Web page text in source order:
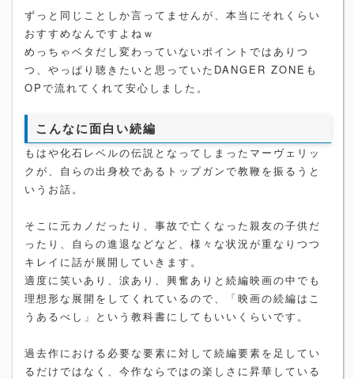
ずっと同じことしか言ってませんが、本当にそれくらい
おすすめなんですよねｗ
めっちゃベタだし変わっていないポイントではありつ
つ、やっぱり聴きたいと思っていたDANGER ZONEも
OPで流れてくれて安心しました。
こんなに面白い続編
もはや化石レベルの伝説となってしまったマーヴェリッ
クが、自らの出身校であるトップガンで教鞭を振るうと
いうお話。
そこに元カノだったり、事故で亡くなった親友の子供だ
ったり、自らの進退などなど、様々な状況が重なりつつ
キレイに話が展開していきます。
適度に笑いあり、涙あり、興奮ありと続編映画の中でも
理想形な展開をしてくれているので、「映画の続編はこ
うあるべし」という教科書にしてもいいくらいです。
過去作における必要な要素に対して続編要素を足してい
るだけではなく、今作ならではの楽しさに昇華している